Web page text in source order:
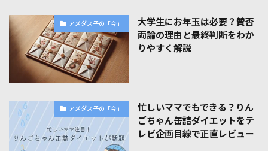
アメダス子の「今」
大学生にお年玉は必要？賛否
両論の理由と最終判断をわか
りやすく解説
アメダス子の「今」
忙しいママでもできる？りん
ごちゃん缶詰ダイエットをテ
レビ企画目線で正直レビュー